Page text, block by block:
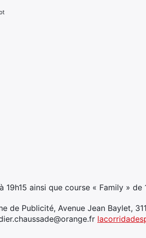
ainsi que course « Family » de
de Publicité, Avenue Jean Baylet,